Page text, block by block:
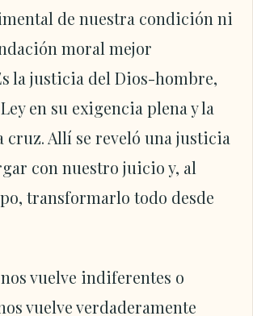
de nuestra condición ni
moral mejor
la justicia del Dios-hombre,
en su exigencia plena y la
cruz. Allí se reveló una justicia
con nuestro juicio y, al
transformarlo todo desde
vuelve indiferentes o
vuelve verdaderamente